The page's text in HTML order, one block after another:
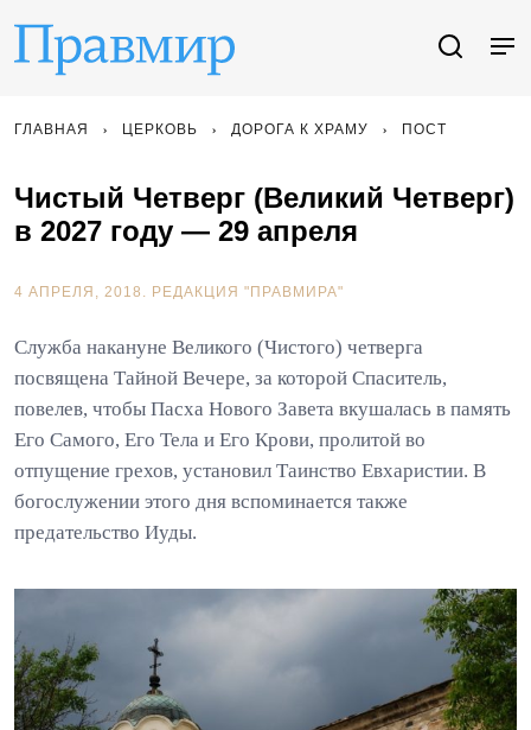
ГЛАВНАЯ ЦЕРКОВЬ ДОРОГА К ХРАМУ ПОСТ
Чистый Четверг (Великий Четверг)
в 2027 году — 29 апреля
4 АПРЕЛЯ, 2018. РЕДАКЦИЯ "ПРАВМИРА"
Служба накануне Великого (Чистого) четверга
посвящена Тайной Вечере, за которой Спаситель,
повелев, чтобы Пасха Нового Завета вкушалась в память
Его Самого, Его Тела и Его Крови, пролитой во
отпущение грехов, установил Таинство Евхаристии. В
богослужении этого дня вспоминается также
предательство Иуды.